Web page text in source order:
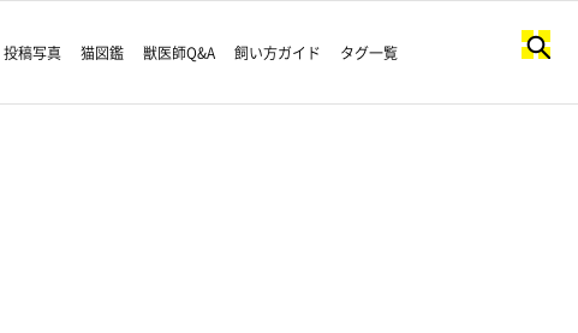
投稿写真 猫図鑑 獣医師Q&A 飼い方ガイド タグ一覧